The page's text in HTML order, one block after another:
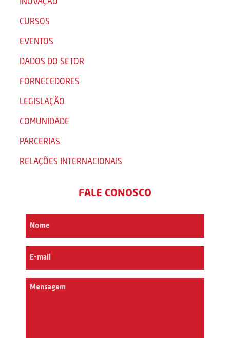
CURSOS
EVENTOS
DADOS DO SETOR
FORNECEDORES
LEGISLAÇÃO
COMUNIDADE
PARCERIAS
RELAÇÕES INTERNACIONAIS
FALE CONOSCO